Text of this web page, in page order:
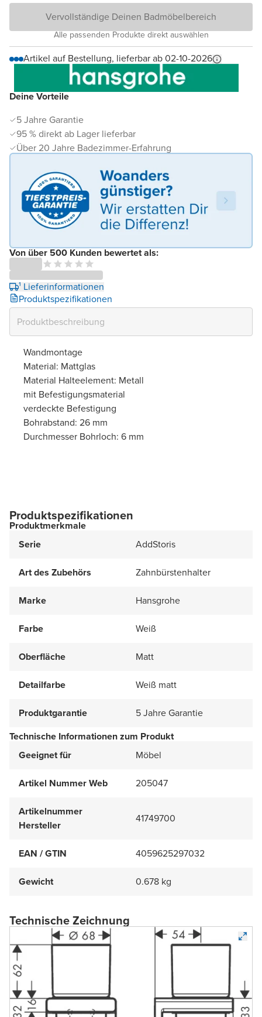
Deine Vorteile
5 Jahre Garantie
95 % direkt ab Lager lieferbar
Über 20 Jahre Badezimmer-Erfahrung
Von über 500 Kunden bewertet als:
¹ Lieferinformationen
Produktspezifikationen
Vervollständige Deinen Badmöbelbereich
Alle passenden Produkte direkt auswählen
Artikel auf Bestellung, lieferbar ab 02-10-2026
Wandmontage
Material: Mattglas
Material Halteelement: Metall
mit Befestigungsmaterial
verdeckte Befestigung
Bohrabstand: 26 mm
Durchmesser Bohrloch: 6 mm
Produktspezifikationen
Produktmerkmale
Serie
AddStoris
Art des Zubehörs Zahnbürstenhalter
Marke Hansgrohe
Farbe Weiß
Oberfläche Matt
Detailfarbe Weiß matt
Produktgarantie
5 Jahre Garantie
Technische Informationen zum Produkt
Geeignet für
Möbel
Artikel Nummer Web 205047
Artikelnummer
Hersteller
41749700
EAN / GTIN 4059625297032
Gewicht 0.678 kg
Technische Zeichnung